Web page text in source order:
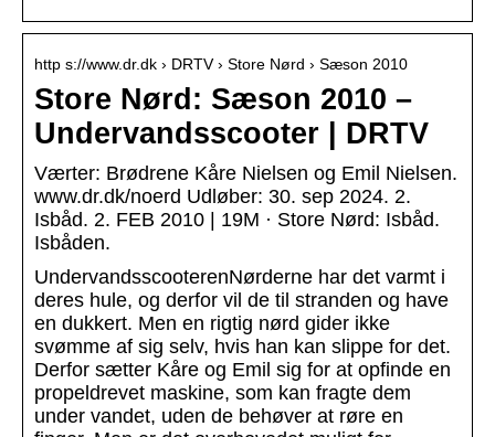
http s://www.dr.dk › DRTV › Store Nørd › Sæson 2010
Store Nørd: Sæson 2010 –
Undervandsscooter | DRTV
Værter: Brødrene Kåre Nielsen og Emil Nielsen.
www.dr.dk/noerd Udløber: 30. sep 2024. 2.
Isbåd. 2. FEB 2010 | 19M · Store Nørd: Isbåd.
Isbåden.
UndervandsscooterenNørderne har det varmt i
deres hule, og derfor vil de til stranden og have
en dukkert. Men en rigtig nørd gider ikke
svømme af sig selv, hvis han kan slippe for det.
Derfor sætter Kåre og Emil sig for at opfinde en
propeldrevet maskine, som kan fragte dem
under vandet, uden de behøver at røre en